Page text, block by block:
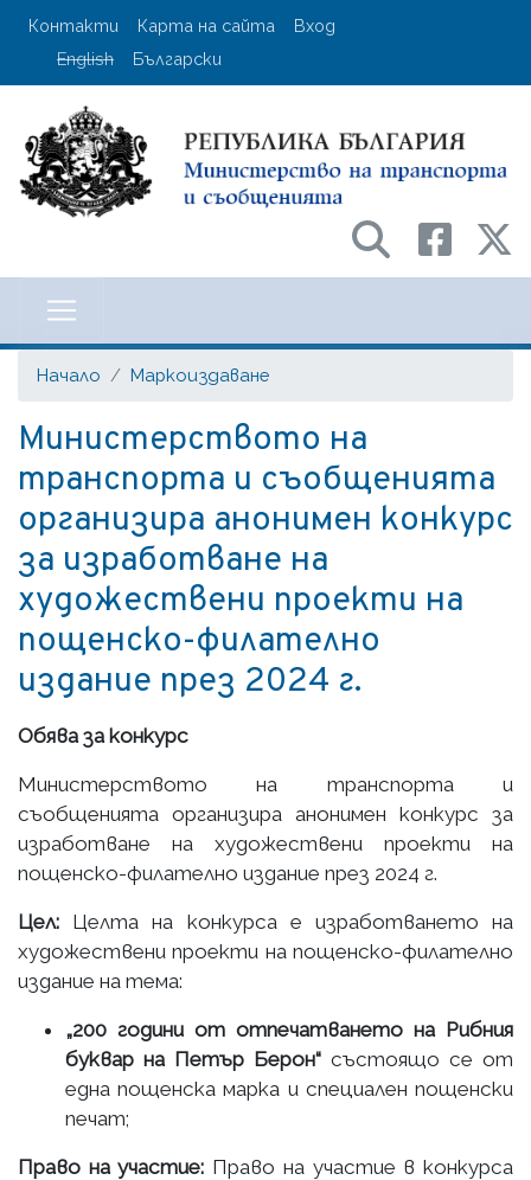
Премини
User account menu
Контакти Карта на сайта
Вход
English
Български
на транспорта
Начало Маркоиздаване
Министерството на
транспорта и съобщенията
организира анонимен конкурс
за изработване на
художествени проекти на
пощенско-филателно
издание през 2024 г.
Обява за конкурс
Министерството на транспорта и
съобщенията организира анонимен конкурс за
изработване на художествени проекти на
пощенско-филателно издание през 2024 г.
Цел: Целта на конкурса е изработването на
художествени проекти на пощенско-филателно
издание на тема:
„200 години от отпечатването на Рибния
буквар на Петър Берон“ състоящо се от
една пощенска марка и специален пощенски
печат;
Право на участие: Право на участие в конкурса